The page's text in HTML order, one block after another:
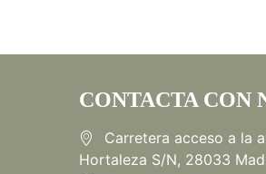
CONTACTA CON
Carretera acceso a la
Hortaleza S/N, 28033